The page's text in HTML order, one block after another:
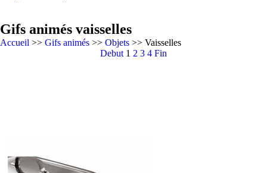
Gifs animés vaisselles
Accueil >> Gifs animés >> Objets >> Vaisselles
Debut 1 2 3 4 Fin